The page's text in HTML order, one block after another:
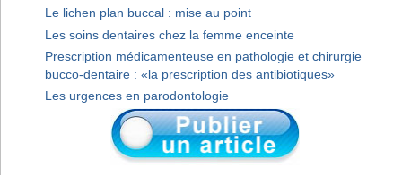
Le lichen plan buccal : mise au point
Les soins dentaires chez la femme enceinte
Prescription médicamenteuse en pathologie et chirurgie
bucco-dentaire : «la prescription des antibiotiques»
Les urgences en parodontologie